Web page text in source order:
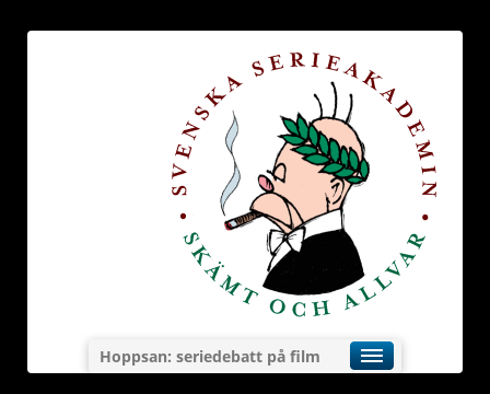
Hoppsan: seriedebatt på film